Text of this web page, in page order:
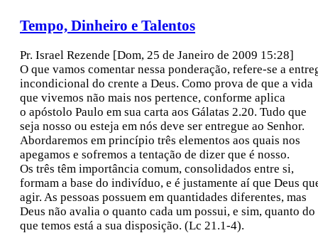
Tempo, Dinheiro e Talentos
Pr. Israel Rezende [Dom, 25 de Janeiro de 2009 15:28]
O que vamos comentar nessa ponderação, refere-se a
incondicional do crente a Deus. Como prova de que a vida
que vivemos não mais nos pertence, conforme aplica
o apóstolo Paulo em sua carta aos Gálatas 2.20. Tudo que
seja nosso ou esteja em nós deve ser entregue ao Senhor.
Abordaremos em princípio três elementos aos quais nos
apegamos e sofremos a tentação de dizer que é nosso.
Os três têm importância comum, consolidados entre si,
formam a base do indivíduo, e é justamente aí que Deus
agir. As pessoas possuem em quantidades diferentes, mas
Deus não avalia o quanto cada um possui, e sim, quanto do
que temos está a sua disposição. (Lc 21.1-4).